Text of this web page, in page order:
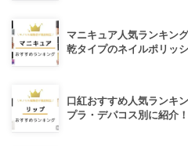
マニキュア人気ランキン
乾タイプのネイルポリッ
口紅おすすめ人気ランキ
プラ・デパコス別に紹介！